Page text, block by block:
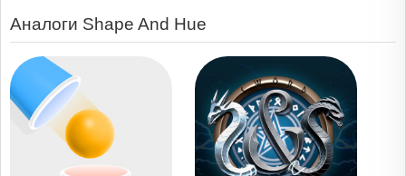
Аналоги Shape And Hue